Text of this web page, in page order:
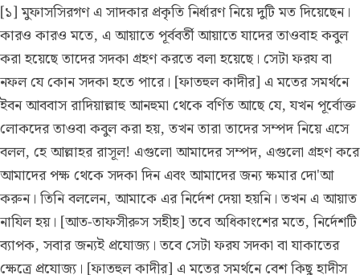
[১] মুফাসসিরগণ এ সাদকার প্রকৃতি নির্ধারণ নিয়ে দুটি মত দিয়েছেন।
কারও কারও মতে, এ আয়াতে পূর্ববর্তী আয়াতে যাদের তাওবাহ কবুল
করা হয়েছে তাদের সদকা গ্রহণ করতে বলা হয়েছে। সেটা ফরয বা
নফল যে কোন সদকা হতে পারে। [ফাতহুল কাদীর] এ মতের সমর্থনে
ইবন আববাস রাদিয়াল্লাহু আনহুমা থেকে বর্ণিত আছে যে, যখন পূর্বোক্ত
লোকদের তাওবা কবুল করা হয়, তখন তারা তাদের সম্পদ নিয়ে এসে
বলল, হে আল্লাহর রাসূল! এগুলো আমাদের সম্পদ, এগুলো গ্রহণ করে
আমাদের পক্ষ থেকে সদকা দিন এবং আমাদের জন্য ক্ষমার দো'আ
করুন। তিনি বললেন, আমাকে এর নির্দেশ দেয়া হয়নি। তখন এ আয়াত
নাযিল হয়। [আত-তাফসীরুস সহীহ] তবে অধিকাংশের মতে, নির্দেশটি
ব্যাপক, সবার জন্যই প্রযোজ্য। তবে সেটা ফরয সদকা বা যাকাতের
ক্ষেত্রে প্রযোজ্য। [ফাতহুল কাদীর] এ মতের সমর্থনে বেশ কিছু হাদীস